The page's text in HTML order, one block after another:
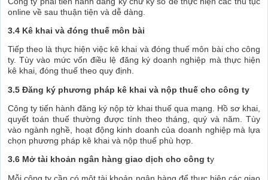
online về sau thuận tiện và dễ dàng.
3.4 Kê khai và đóng thuế môn bài
Tiếp theo là thực hiện việc kê khai và đóng thuế môn bài cho công
ty. Tùy vào mức vốn điều lệ đăng ký doanh nghiệp mà thực hiện
kê khai, đóng thuế theo quy định.
3.5 Đăng ký phương pháp kê khai và nộp thuế cho công ty
Công ty tiến hành đăng ký nộp tờ khai thuế qua mạng. Hồ sơ khai,
quyết toán thuế thường được tính theo tháng, quý và năm. Tùy
vào ngành nghề, hoạt động kinh doanh của doanh nghiệp mà lựa
chọn phương pháp kê khai và nộp thuế phù hợp.
3.6 Mở tài khoản ngân hàng giao dịch cho công ty
Mỗi công ty cần có một tài khoản ngân hàng để thực hiện các giao